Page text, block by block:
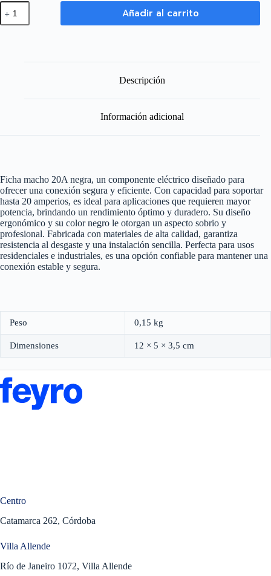
Ficha
Macho
20
Añadir al carrito
Descripción
Información adicional
Ficha macho 20A negra, un componente eléctrico diseñado para
ofrecer una conexión segura y eficiente. Con capacidad para soportar
hasta 20 amperios, es ideal para aplicaciones que requieren mayor
potencia, brindando un rendimiento óptimo y duradero. Su diseño
ergonómico y su color negro le otorgan un aspecto sobrio y
profesional. Fabricada con materiales de alta calidad, garantiza
resistencia al desgaste y una instalación sencilla. Perfecta para usos
residenciales e industriales, es una opción confiable para mantener una
conexión estable y segura.
Peso 0,15 kg
Dimensiones 12 × 5 × 3,5 cm
Centro
Catamarca 262, Córdoba
Villa Allende
Río de Janeiro 1072, Villa Allende